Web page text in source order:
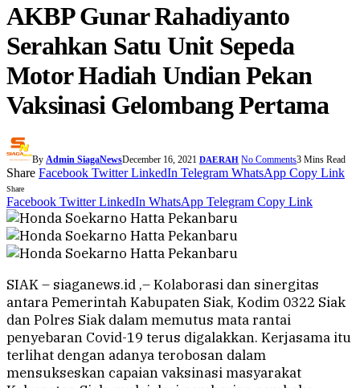
AKBP Gunar Rahadiyanto
Serahkan Satu Unit Sepeda
Motor Hadiah Undian Pekan
Vaksinasi Gelombang Pertama
By Admin SiagaNewsDecember 16, 2021 DAERAH No Comments3 Mins Read
Share Facebook Twitter LinkedIn Telegram WhatsApp Copy Link
Share
Facebook Twitter LinkedIn WhatsApp Telegram Copy Link
SIAK – siaganews.id ,– Kolaborasi dan sinergitas
antara Pemerintah Kabupaten Siak, Kodim 0322 Siak
dan Polres Siak dalam memutus mata rantai
penyebaran Covid-19 terus digalakkan. Kerjasama itu
terlihat dengan adanya terobosan dalam
mensukseskan capaian vaksinasi masyarakat